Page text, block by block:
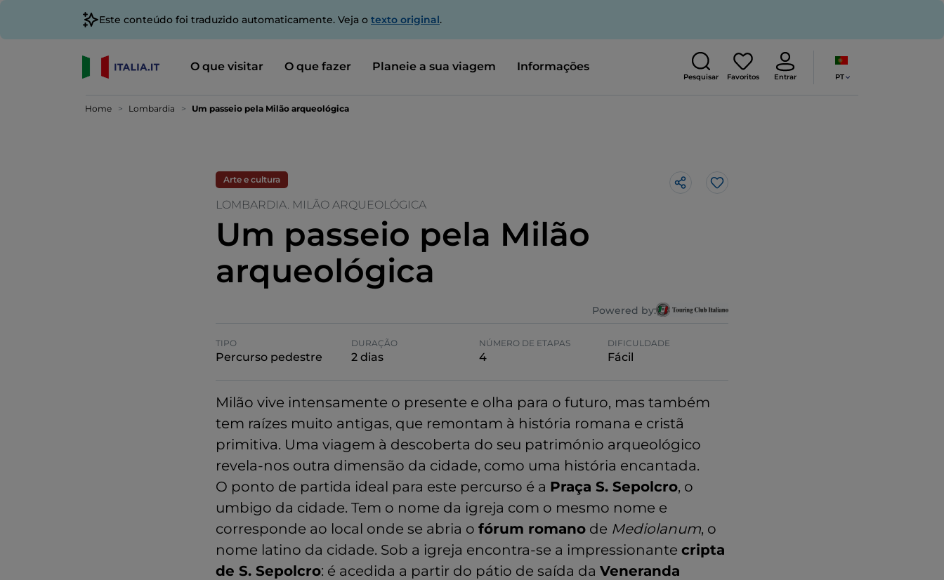
Este conteúdo foi traduzido automaticamente. Veja o texto original.
O que visitar O que fazer Planeie a sua viagem Informações
Pesquisar Favoritos Entrar PT
Home Lombardia Um passeio pela Milão arqueológica
Arte e cultura
LOMBARDIA. MILÃO ARQUEOLÓGICA
Um passeio pela Milão
arqueológica
Powered by:
TIPO
Percurso pedestre
DURAÇÃO
2 dias
NÚMERO DE ETAPAS
4
DIFICULDADE
Fácil
Milão vive intensamente o presente e olha para o futuro, mas também
tem raízes muito antigas, que remontam à história romana e cristã
primitiva. Uma viagem à descoberta do seu património arqueológico
revela-nos outra dimensão da cidade, como uma história encantada.
O ponto de partida ideal para este percurso é a Praça S. Sepolcro, o
umbigo da cidade. Tem o nome da igreja com o mesmo nome e
corresponde ao local onde se abria o fórum romano de Mediolanum, o
nome latino da cidade. Sob a igreja encontra-se a impressionante cripta
de S. Sepolcro: é acedida a partir do pátio de saída da Veneranda
Gosto